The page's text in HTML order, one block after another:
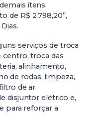
itens,
de R$ 2.798,20”,
serviços de troca
centro, troca das
alinhamento,
de rodas, limpeza,
de ar
disjuntor elétrico e,
para reforçar a